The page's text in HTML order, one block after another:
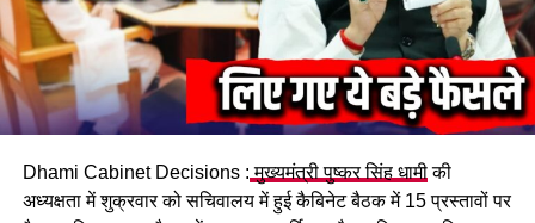
Dhami Cabinet Decisions : मुख्यमंत्री पुष्कर सिंह धामीकी
अध्यक्षता में शुक्रवार को सचिवालय में हुई कैबिनेट बैठक में 15 प्रस्तावों पर